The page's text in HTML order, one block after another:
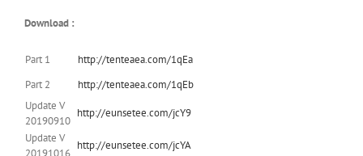
Download :
Part 1
http://tenteaea.com/1qEa
Part 2
http://tenteaea.com/1qEb
Update V
20190910
http://eunsetee.com/jcY9
Update V
http://eunsetee.com/jcYA